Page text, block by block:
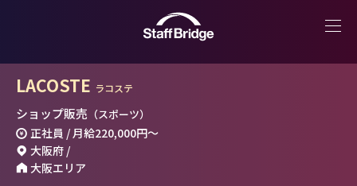
LACOSTE ラコステ
ショップ販売 （スポーツ）
正社員 / 月給220,000円～
大阪府 /
大阪エリア